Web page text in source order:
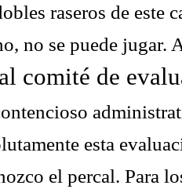
raseros de este
no se puede jugar.
comité de
esta
el percal. Para